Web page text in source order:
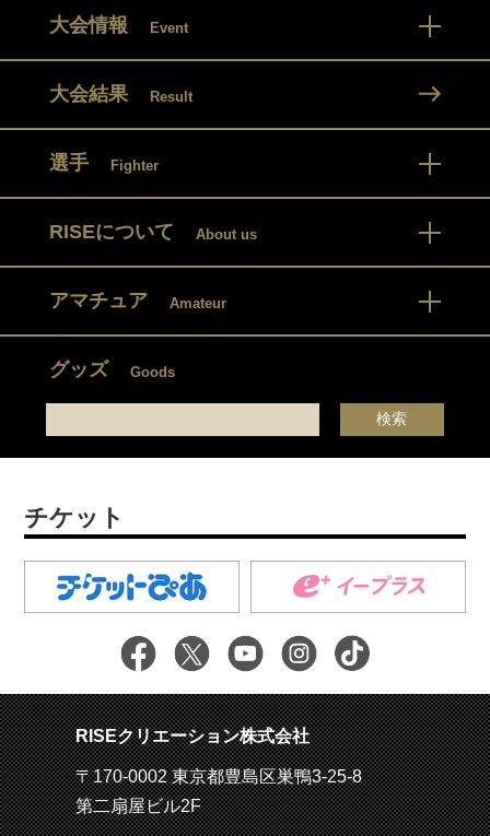
大会情報 Event
大会結果 Result
選手 Fighter
RISEについて About us
アマチュア Amateur
グッズ Goods
チケット
RISEクリエーション株式会社
〒170-0002 東京都豊島区巣鴨3-25-8
第二扇屋ビル2F